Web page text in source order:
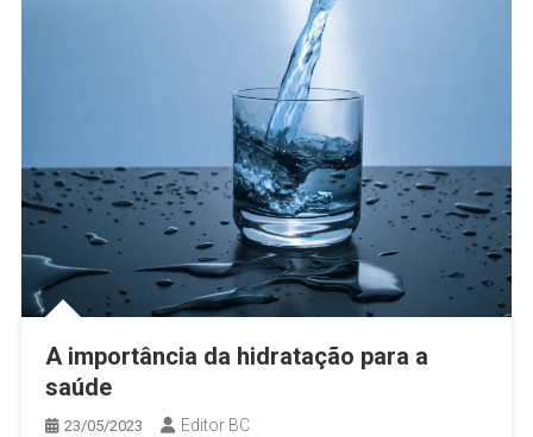
A importância da hidratação para a
saúde
23/05/2023 Editor BC